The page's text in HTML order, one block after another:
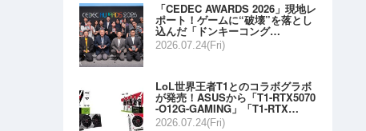
「CEDEC AWARDS 2026」現地レ
ポート！ゲームに“破壊”を落とし
込んだ「ドンキーコング…
2026.07.24(Fri)
LoL世界王者T1とのコラボグラボ
が発売！ASUSから「T1-RTX5070
-O12G-GAMING」「T1-RTX…
2026.07.24(Fri)